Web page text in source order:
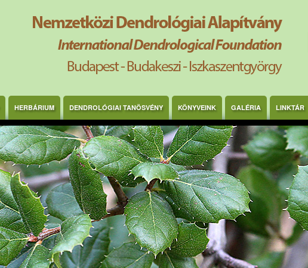
HERBÁRIUM DENDROLÓGIAI TANÖSVÉNY KÖNYVEINK GALÉRIA LINKTÁR